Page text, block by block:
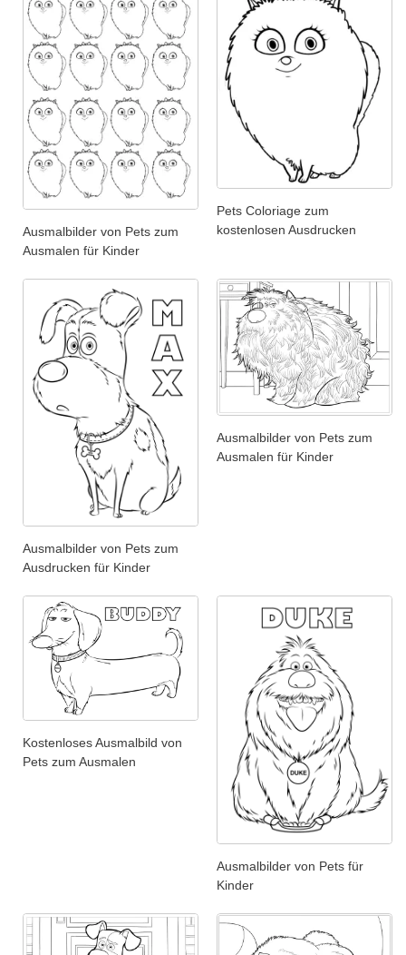
Ausmalbilder von Pets zum
Ausmalen für Kinder
Pets Coloriage zum
kostenlosen Ausdrucken
Ausmalbilder von Pets zum
Ausdrucken für Kinder
Ausmalbilder von Pets zum
Ausmalen für Kinder
Kostenloses Ausmalbild von
Pets zum Ausmalen
Ausmalbilder von Pets für
Kinder